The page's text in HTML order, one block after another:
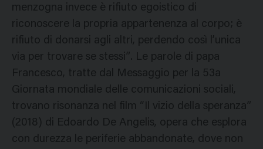
menzogna invece è rifiuto egoistico di
riconoscere la propria appartenenza al corpo; è
rifiuto di donarsi agli altri, perdendo così l’unica
via per trovare se stessi”. Le parole di papa
Francesco, tratte dal Messaggio per la 53a
Giornata mondiale delle comunicazioni sociali,
trovano risonanza nel film “Il vizio della speranza”
(2018) di Edoardo De Angelis, opera che esplora
con durezza le periferie abbandonate, dove non